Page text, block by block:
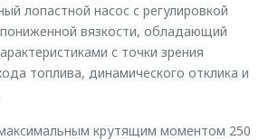
лопастной насос с регулировкой
вязкости, обладающий
с точки зрения
топлива, динамического отклика и
крутящим моментом 250